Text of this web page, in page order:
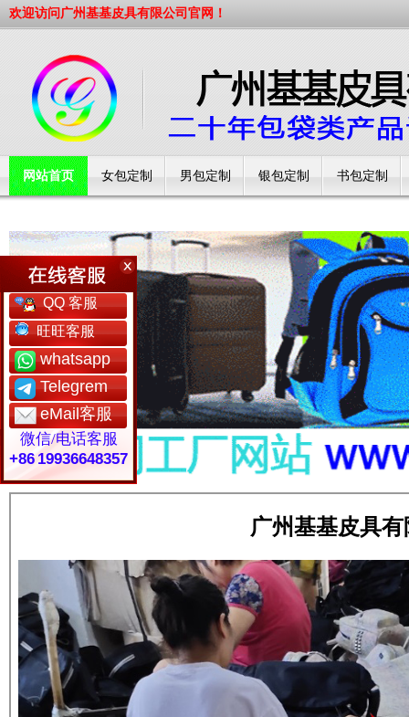
欢迎访问广州基基皮具有限公司官网！
网站首页 女包定制 男包定制 银包定制 书包定制
QQ 客服
旺旺客服
whatsapp
Telegrem
eMail客服
微信/电话客服
+86 19936648357